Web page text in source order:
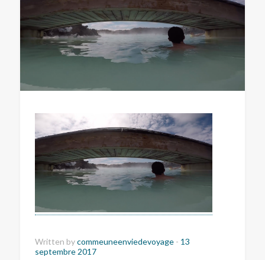
Written bycommeuneenviedevoyage - 13
septembre 2017